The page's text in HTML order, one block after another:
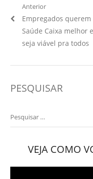
Navegação
de
Post
Anterior
Artigo
Anterior:
Empregados querem
Saúde Caixa melhor
seja viável pra todos
PESQUISAR
Pesquisar
VEJA COMO